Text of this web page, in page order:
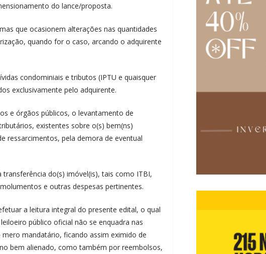
do lance/proposta.
que ocasionem alterações nas quantidades
quando for o caso, arcando o adquirente
condominiais e tributos (IPTU e quaisquer
exclusivamente pelo adquirente.
e órgãos públicos, o levantamento de
existentes sobre o(s) bem(ns)
ressarcimentos, pela demora de eventual
do(s) imóvel(is), tais como ITBI,
e outras despesas pertinentes.
a leitura integral do presente edital, o qual
público oficial não se enquadra nas
mandatário, ficando assim eximido de
bem alienado, como também por reembolsos,